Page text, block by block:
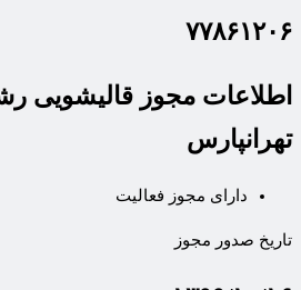
۷۷۸۶۱۲۰۶
اطلاعات مجوز قالیشویی
تهرانپارس
دارای مجوز فعالیت
تاریخ صدور مجوز